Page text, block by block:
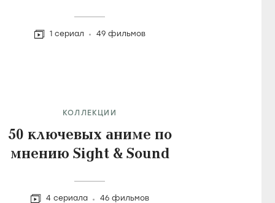
1 сериал 49 фильмов
КОЛЛЕКЦИИ
50 ключевых аниме по
мнению Sight & Sound
4 сериала 46 фильмов